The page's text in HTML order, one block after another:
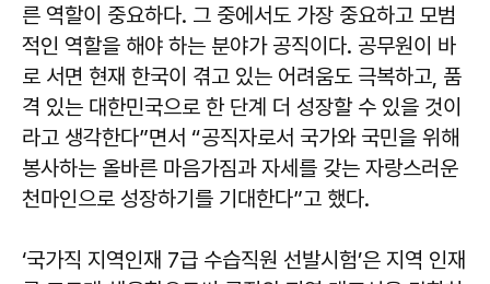
른 역할이 중요하다. 그 중에서도 가장 중요하고 모범
적인 역할을 해야 하는 분야가 공직이다. 공무원이 바
로 서면 현재 한국이 겪고 있는 어려움도 극복하고, 품
격 있는 대한민국으로 한 단계 더 성장할 수 있을 것이
라고 생각한다”면서 “공직자로서 국가와 국민을 위해
봉사하는 올바른 마음가짐과 자세를 갖는 자랑스러운
천마인으로 성장하기를 기대한다”고 했다.
‘국가직 지역인재 7급 수습직원 선발시험’은 지역 인재